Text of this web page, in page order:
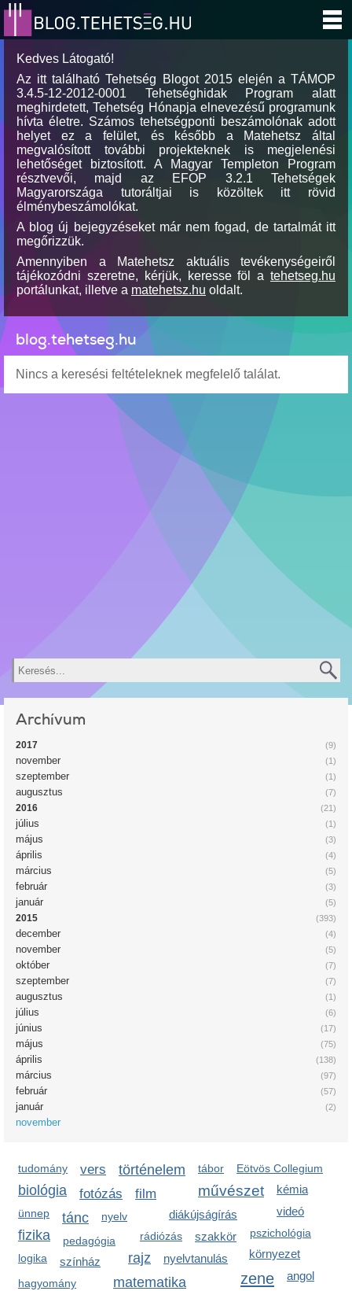
Kedves Látogató!
Az itt található Tehetség Blogot 2015 elején a TÁMOP
3.4.5-12-2012-0001 Tehetséghidak Program alatt
meghirdetett, Tehetség Hónapja elnevezésű programunk
hívta életre. Számos tehetségponti beszámolónak adott
helyet ez a felület, és később a Matehetsz által
megvalósított további projekteknek is megjelenési
lehetőséget biztosított. A Magyar Templeton Program
résztvevői, majd az EFOP 3.2.1 Tehetségek
Magyarországa tutoráltjai is közöltek itt rövid
élménybeszámolókat.
A blog új bejegyzéseket már nem fogad, de tartalmát itt
megőrizzük.
Amennyiben a Matehetsz aktuális tevékenységeiről
tájékozódni szeretne, kérjük, keresse föl a tehetseg.hu
portálunkat, illetve a matehetsz.hu oldalt.
blog.tehetseg.hu
Nincs a keresési feltételeknek megfelelő találat.
Keresés
Archívum
(9)
2017
(1)
november
(1)
szeptember
(7)
augusztus
(21)
2016
(1)
július
(3)
május
(4)
április
(5)
március
(3)
február
(5)
január
(393)
2015
(4)
december
(5)
november
(7)
október
(7)
szeptember
(1)
augusztus
(6)
július
(17)
június
(75)
május
(138)
április
(97)
március
(57)
február
(2)
január
november
tudomány vers történelem tábor Eötvös Collegium
biológia művészet kémia
fotózás film
videó
ünnep diákújságírás
tánc
nyelv
pszichológia
rádiózás szakkör
fizika pedagógia
környezet
rajz nyelvtanulás
logika színház
zene angol
matematika
hagyomány